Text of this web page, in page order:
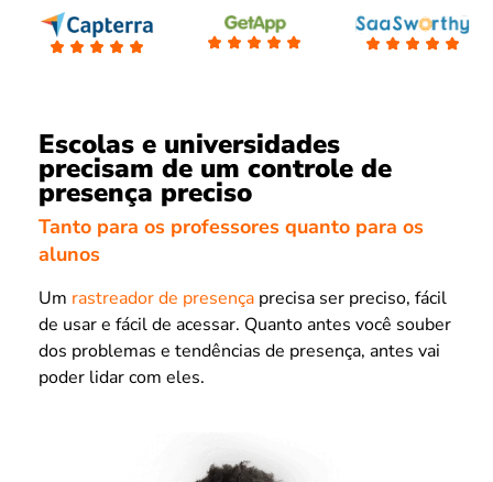
Escolas e universidades
precisam de um controle de
presença preciso
Tanto para os professores quanto para os
alunos
Um rastreador de presença precisa ser preciso, fácil
de usar e fácil de acessar. Quanto antes você souber
dos problemas e tendências de presença, antes vai
poder lidar com eles.